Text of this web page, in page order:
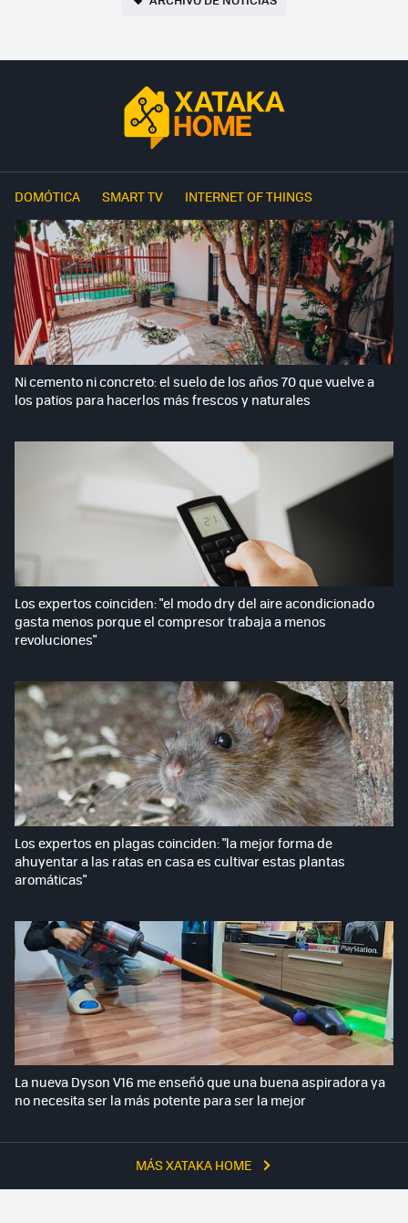
DOMÓTICA SMART TV INTERNET OF THINGS
MÁS XATAKA HOME
Ni cemento ni concreto: el suelo de los años 70 que vuelve a
los patios para hacerlos más frescos y naturales
Los expertos coinciden: "el modo dry del aire acondicionado
gasta menos porque el compresor trabaja a menos
revoluciones"
Los expertos en plagas coinciden: "la mejor forma de
ahuyentar a las ratas en casa es cultivar estas plantas
aromáticas"
La nueva Dyson V16 me enseñó que una buena aspiradora ya
no necesita ser la más potente para ser la mejor